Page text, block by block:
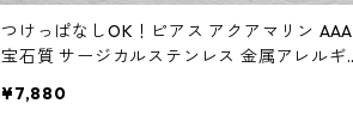
つけっぱなしOK！ピアス アクアマリン AAA
宝石質 サージカルステンレス 金属アレルギ
キンジュエリー
¥7,880